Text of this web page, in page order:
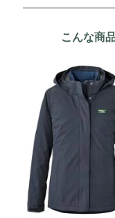
こんな商